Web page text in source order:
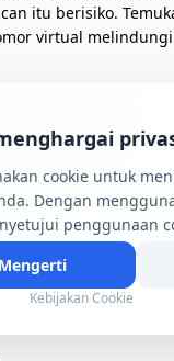
itu berisiko.
virtual
cookie untuk
Dengan
penggunaan
Kebijakan Cookie